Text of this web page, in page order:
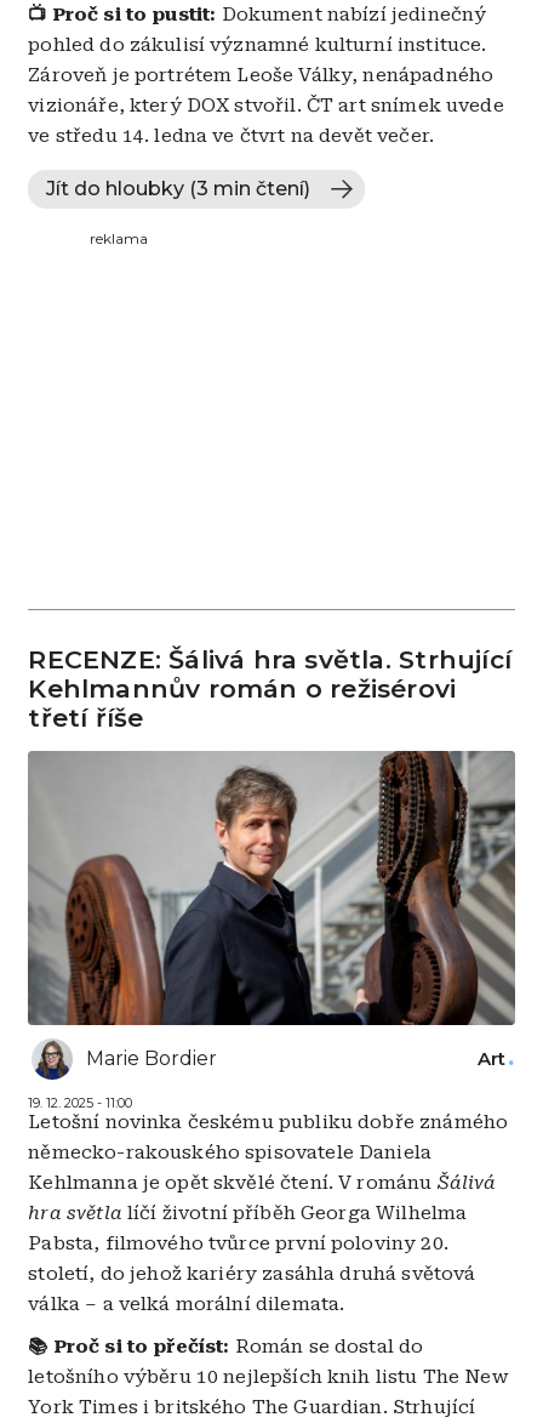
📺 Proč si to pustit: Dokument nabízí jedinečný
pohled do zákulisí významné kulturní instituce.
Zároveň je portrétem Leoše Války, nenápadného
vizionáře, který DOX stvořil. ČT art snímek uvede
ve středu 14. ledna ve čtvrt na devět večer.
Jít do hloubky (3 min čtení)
reklama
RECENZE: Šálivá hra světla. Strhující
Kehlmannův román o režisérovi
třetí říše
Marie Bordier
19. 12. 2025 - 11:00
Art
Letošní novinka českému publiku dobře známého
německo-rakouského spisovatele Daniela
Kehlmanna je opět skvělé čtení. V románu Šálivá
hra světla líčí životní příběh Georga Wilhelma
Pabsta, filmového tvůrce první poloviny 20.
století, do jehož kariéry zasáhla druhá světová
válka – a velká morální dilemata.
📚 Proč si to přečíst: Román se dostal do
letošního výběru 10 nejlepších knih listu The New
York Times i britského The Guardian. Strhující